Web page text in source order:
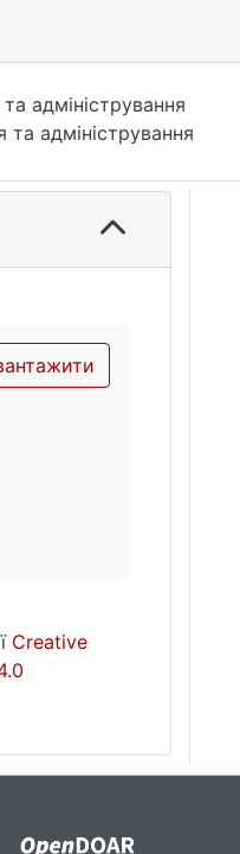
діяльність,
are defined.
activity,
адміністрування
та адміністрування
Creative